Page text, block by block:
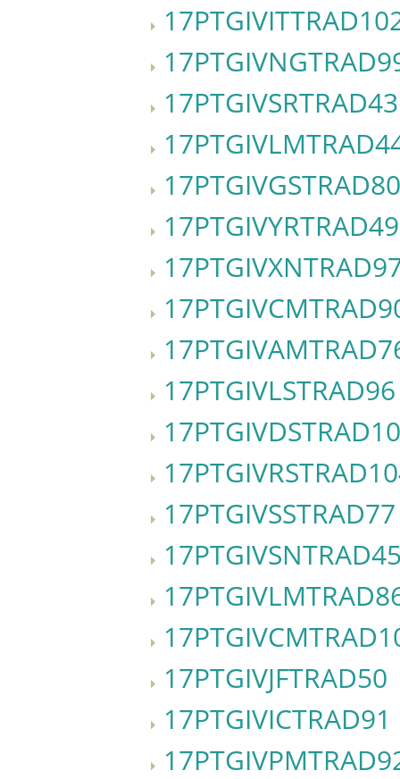
17PTGIVSRTRAD43
17PTGIVGSTRAD80
17PTGIVYRTRAD49
17PTGIVLSTRAD96
17PTGIVSSTRAD77
17PTGIVJFTRAD50
17PTGIVICTRAD91